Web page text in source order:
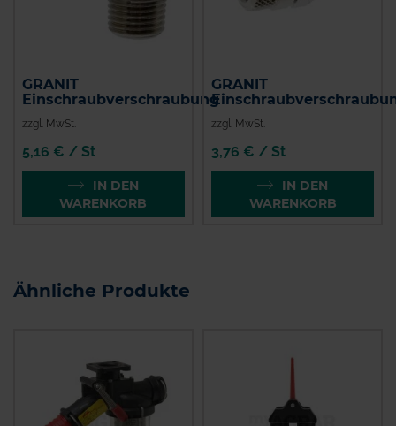
GRANIT
Einschraubverschraubung
zzgl. MwSt.
5,16 € / St
IN DEN
WARENKORB
GRANIT
zzgl. MwSt.
3,76 € / St
IN DEN
WARENKORB
Ähnliche Produkte